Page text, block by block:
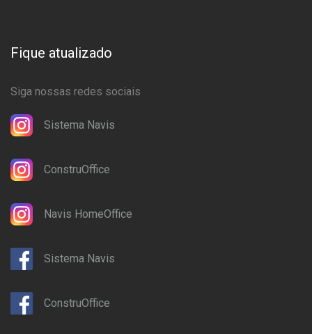
Fique atualizado
Siga nossas redes sociais
Sistema Navis
ConstruOffice
Navis HomeOffice
Sistema Navis
ConstruOffice